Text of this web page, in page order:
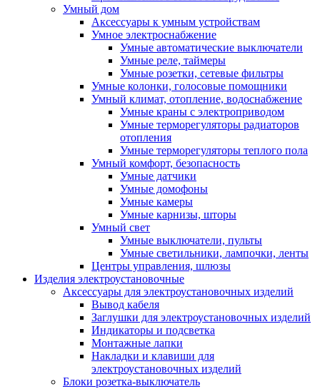
Умный дом
Аксессуары к умным устройствам
Умное электроснабжение
Умные автоматические выключатели
Умные реле, таймеры
Умные розетки, сетевые фильтры
Умные колонки, голосовые помощники
Умный климат, отопление, водоснабжение
Умные краны с электроприводом
Умные терморегуляторы радиаторов
отопления
Умные терморегуляторы теплого пола
Умный комфорт, безопасность
Умные датчики
Умные домофоны
Умные камеры
Умные карнизы, шторы
Умный свет
Умные выключатели, пульты
Умные светильники, лампочки, ленты
Центры управления, шлюзы
Изделия электроустановочные
Аксессуары для электроустановочных изделий
Вывод кабеля
Заглушки для электроустановочных изделий
Индикаторы и подсветка
Монтажные лапки
Накладки и клавиши для
электроустановочных изделий
Блоки розетка-выключатель